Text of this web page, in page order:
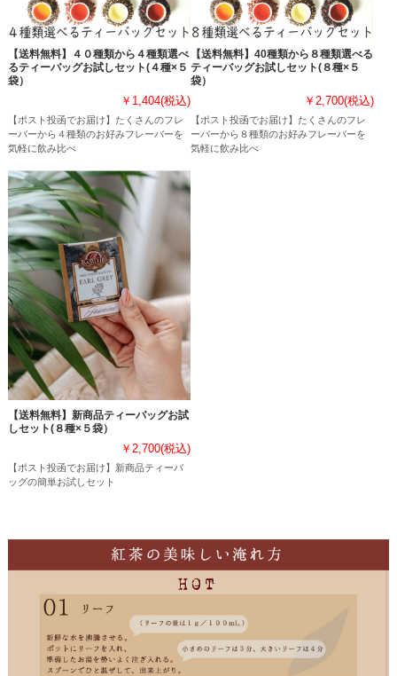
【送料無料】４０種類から４種類選べ
るティーバッグお試しセット(４種×５
袋）
￥1,404(税込)
【ポスト投函でお届け】たくさんのフレ
ーバーから４種類のお好みフレーバーを
気軽に飲み比べ
【送料無料】40種類から８種類選べる
ティーバッグお試しセット(８種×５
袋）
￥2,700(税込)
【ポスト投函でお届け】たくさんのフレ
ーバーから８種類のお好みフレーバーを
気軽に飲み比べ
【送料無料】新商品ティーバッグお試
しセット(８種×５袋）
￥2,700(税込)
【ポスト投函でお届け】新商品ティーバ
ッグの簡単お試しセット